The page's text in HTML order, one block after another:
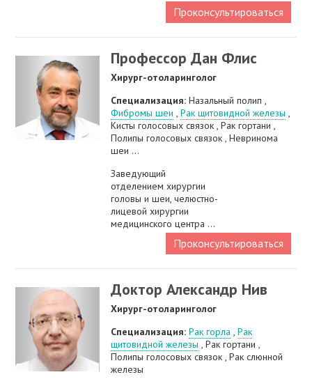
Проконсультироваться
Профессор Дан Флис
Хирург-отоларинголог
Специализация:Назальный полип ,
Фибромы шеи ,Рак щитовидной железы ,
Кисты голосовых связок , Рак гортани ,
Полипы голосовых связок , Невринома
шеи ...
Заведующий
отделением хирургии
головы и шеи, челюстно-
лицевой хирургии
медицинского центра ...
Проконсультироваться
Доктор Александр Нив
Хирург-отоларинголог
Специализация:Рак горла ,Рак
щитовидной железы , Рак гортани ,
Полипы голосовых связок , Рак слюнной
железы